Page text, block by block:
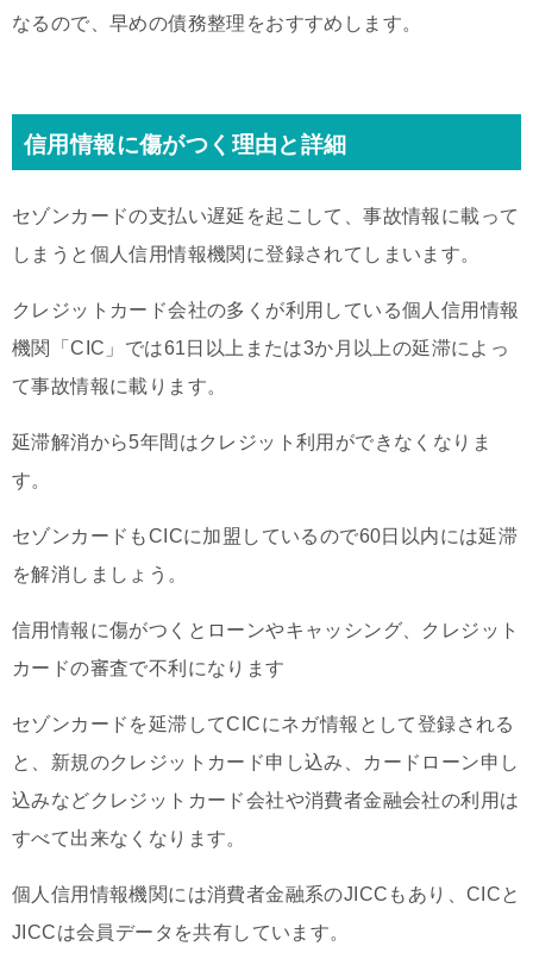
なるので、早めの債務整理をおすすめします。
信用情報に傷がつく理由と詳細
セゾンカードの支払い遅延を起こして、事故情報に載って
しまうと個人信用情報機関に登録されてしまいます。
クレジットカード会社の多くが利用している個人信用情報
機関「CIC」では61日以上または3か月以上の延滞によっ
て事故情報に載ります。
延滞解消から5年間はクレジット利用ができなくなりま
す。
セゾンカードもCICに加盟しているので60日以内には延滞
を解消しましょう。
信用情報に傷がつくとローンやキャッシング、クレジット
カードの審査で不利になります
セゾンカードを延滞してCICにネガ情報として登録される
と、新規のクレジットカード申し込み、カードローン申し
込みなどクレジットカード会社や消費者金融会社の利用は
すべて出来なくなります。
個人信用情報機関には消費者金融系のJICCもあり、CICと
JICCは会員データを共有しています。